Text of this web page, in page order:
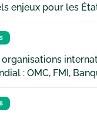
enjeux pour les
organisations
: OMC, FMI,